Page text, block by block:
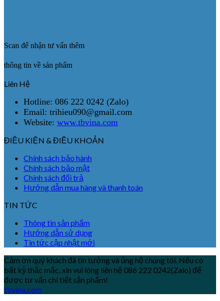
Scan để nhận tư vấn thêm
thông tin về sản phẩm
Liên Hệ
Hotline: 086 222 0242 (Zalo)
Email: trihieu090@gmail.com
Website: www.tbvina.com
ĐIỀU KIỆN & ĐIỀU KHOẢN
Chính sách bảo hành
Chính sách bảo mật
Chính sách đổi trả
Hướng dẫn mua hàng và thanh toán
TIN TỨC
Thông tin sản phẩm
Hướng dẫn sử dụng
Tin tức cập nhật mới
Cảm ơn quý khách đã tin tưởng và ủng hộ chúng tôi. Nếu có
bất kỳ thắc mắc, xin vui lòng liên hệ 086 222 0242(Zalo) để
được tư vấn chi tiết sản phẩm!
tbvina.com